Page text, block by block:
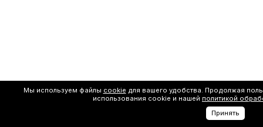
Мы используем файлы cookie для вашего удобства. Продолжая
использования cookie и нашей политикой
Принять